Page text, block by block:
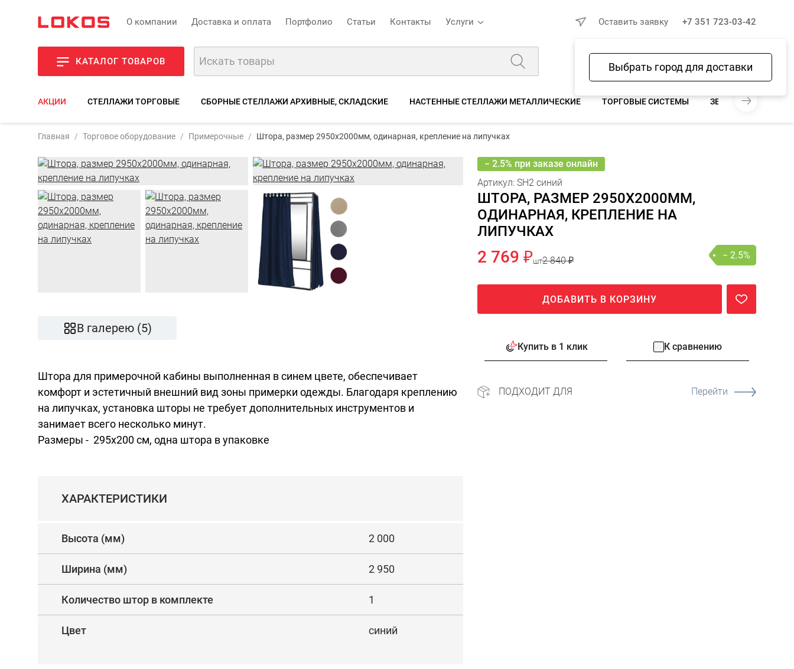
О компании Доставка и оплата Портфолио Статьи Контакты Услуги
Выбрать город для доставки
Оставить заявку +7 351 723-03-42
КАТАЛОГ ТОВАРОВ
Избранное Сравнение Корзина
АКЦИИ СТЕЛЛАЖИ ТОРГОВЫЕ СБОРНЫЕ СТЕЛЛАЖИ АРХИВНЫЕ, СКЛАДСКИЕ НАСТЕННЫЕ СТЕЛЛАЖИ МЕТАЛЛИЧЕСКИЕ ТОРГОВЫЕ СИСТЕМЫ ЗЕРКАЛА ДЛЯ
Штора, размер 2950х2000мм, одинарная, крепление на липучках
Главная Торговое оборудование Примерочные Штора, размер 2950х2000мм, одинарная, крепление на липучках
В галерею (5)
Штора для примерочной кабины выполненная в синем цвете, обеспечивает
комфорт и эстетичный внешний вид зоны примерки одежды. Благодаря креплению
на липучках, установка шторы не требует дополнительных инструментов и
занимает всего несколько минут.
Размеры - 295x200 см, одна штора в упаковке
ХАРАКТЕРИСТИКИ
Высота (мм) 2 000
Ширина (мм) 2 950
Количество штор в комплекте 1
Цвет синий
− 2.5% при заказе онлайн
Артикул: SH2 синий
ШТОРА, РАЗМЕР 2950Х2000ММ,
ОДИНАРНАЯ, КРЕПЛЕНИЕ НА
ЛИПУЧКАХ
2 769 ₽шт2 840 ₽ − 2.5%
ДОБАВИТЬ В КОРЗИНУ
Купить в 1 клик К сравнению
ПОДХОДИТ ДЛЯ Перейти